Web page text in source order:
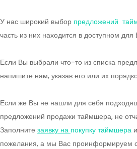
У нас широкий выбор предложений
часть из них находится в доступном
Если Вы выбрали что-то из списка
напишите нам, указав его или их
Если же Вы не нашли для себя
предложений продажи таймшера, не
Заполните заявку на покупку таймшера
пожелания, а мы Вас проинформируем